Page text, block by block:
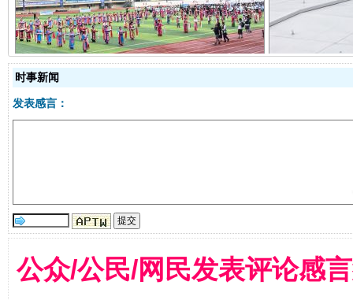
国家大学科技园优化重塑工作
时事新闻
发表感言：
公众/公民/网民发表评论感